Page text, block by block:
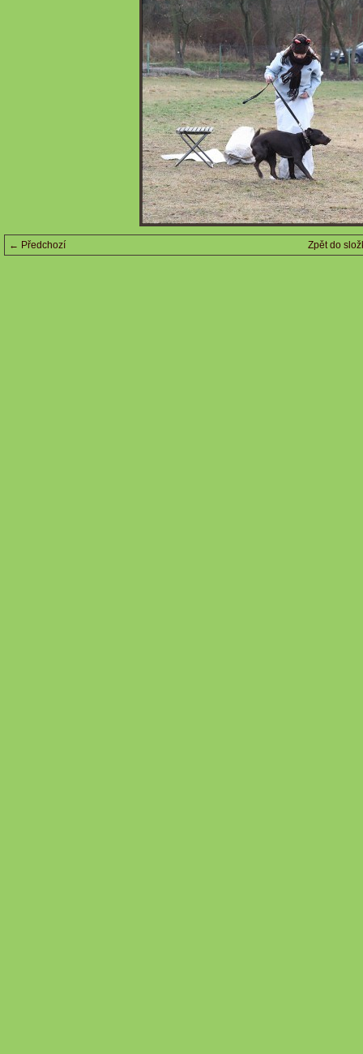
← Předchozí Zpět do